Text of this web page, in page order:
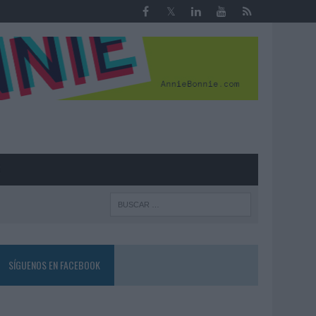
SÍGUENOS EN FACEBOOK